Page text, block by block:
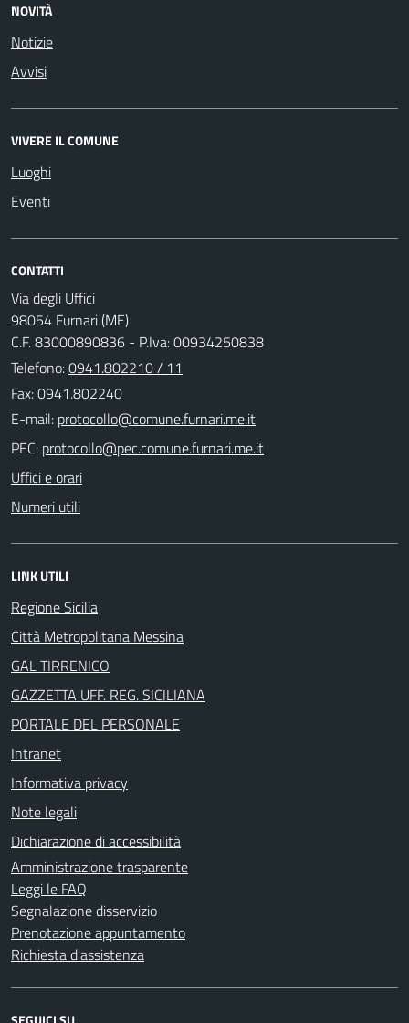
NOVITÀ
Notizie
Avvisi
VIVERE IL COMUNE
Luoghi
Eventi
CONTATTI
Via degli Uffici
98054 Furnari (ME)
C.F. 83000890836 - P.Iva: 00934250838
Telefono:0941.802210 / 11
Fax: 0941.802240
E-mail:
PEC:
Uffici e orari
Numeri utili
LINK UTILI
Regione Sicilia
Città Metropolitana Messina
GAL TIRRENICO
GAZZETTA UFF. REG. SICILIANA
PORTALE DEL PERSONALE
Intranet
Informativa privacy
Note legali
Dichiarazione di accessibilità
Amministrazione trasparente
Leggi le FAQ
Segnalazione disservizio
Prenotazione appuntamento
Richiesta d'assistenza